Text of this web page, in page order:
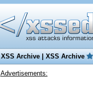
XSS Archive|XSS Archive
Advertisements: